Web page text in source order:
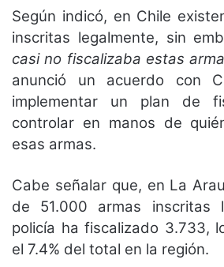
Según indicó, en Chile
inscritas legalmente, sin
casi no fiscalizaba estas
anunció un acuerdo con
implementar un plan de
controlar en manos de
esas armas.
Cabe señalar que, en La
de 51.000 armas inscritas
policía ha fiscalizado 3.733,
el 7.4% del total en la región.